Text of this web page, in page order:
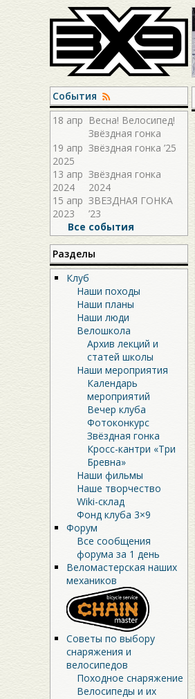
События
18 апр Весна! Велосипед!
Звёздная гонка
2026!
19 апр
2025
Звёздная гонка ’25
13 апр
2024
Звёздная гонка
2024
15 апр
2023
ЗВЕЗДНАЯ ГОНКА
’23
Все события
Разделы
Клуб
Наши походы
Наши планы
Наши люди
Велошкола
Архив лекций и
статей школы
Наши мероприятия
Календарь
мероприятий
Вечер клуба
Фотоконкурс
Звёздная гонка
Кросс-кантри «Три
Бревна»
Наши фильмы
Наше творчество
Wiki-склад
Фонд клуба 3×9
Форум
Все сообщения
форума за 1 день
Веломастерская наших
механиков
Советы по выбору
снаряжения и
велосипедов
Походное снаряжение
Велосипеды и их